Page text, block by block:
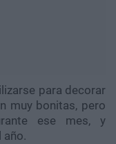
para decorar
muy bonitas, pero
ese mes, y
año.